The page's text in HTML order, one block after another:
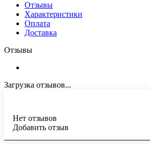
Отзывы
Характеристики
Оплата
Доставка
Отзывы
Загрузка отзывов...
Нет отзывов
Добавить отзыв